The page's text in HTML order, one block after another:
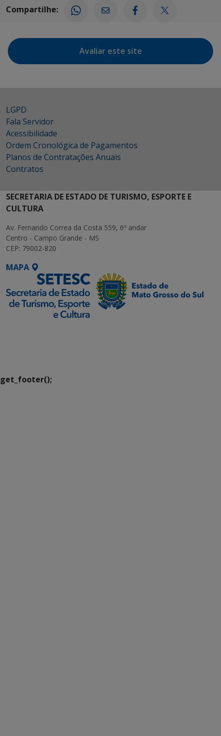
Compartilhe:
Avaliar este site
LGPD
Fala Servidor
Acessibilidade
Ordem Cronológica de Pagamentos
Planos de Contratações Anuais
Contratos
SECRETARIA DE ESTADO DE TURISMO, ESPORTE E
CULTURA
Av. Fernando Correa da Costa 559, 6º andar
Centro - Campo Grande - MS
CEP: 79002-820
MAPA
get_footer();